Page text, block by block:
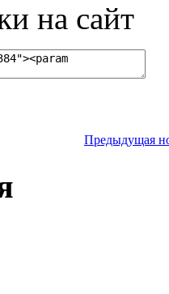
на сайт
Предыдущая